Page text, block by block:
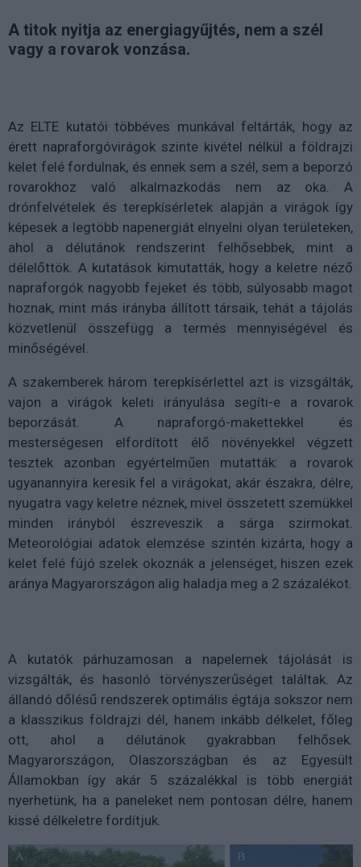
A titok nyitja az energiagyűjtés, nem a szél
vagy a rovarok vonzása.
Az ELTE kutatói többéves munkával feltárták, hogy az
érett napraforgóvirágok szinte kivétel nélkül a földrajzi
kelet felé fordulnak, és ennek sem a szél, sem a beporzó
rovarokhoz való alkalmazkodás nem az oka. A
drónfelvételek és terepkísérletek alapján a virágok így
képesek a legtöbb napenergiát elnyelni olyan területeken,
ahol a délutánok rendszerint felhősebbek, mint a
délelőttök. A kutatások kimutatták, hogy a keletre néző
napraforgók nagyobb fejeket és több, súlyosabb magot
hoznak, mint más irányba állított társaik, tehát a tájolás
közvetlenül összefügg a termés mennyiségével és
minőségével.
A szakemberek három terepkísérlettel azt is vizsgálták,
vajon a virágok keleti irányulása segíti-e a rovarok
beporzását. A napraforgó-makettekkel és
mesterségesen elfordított élő növényekkel végzett
tesztek azonban egyértelműen mutatták: a rovarok
ugyanannyira keresik fel a virágokat, akár északra, délre,
nyugatra vagy keletre néznek, mivel összetett szemükkel
minden irányból észreveszik a sárga szirmokat.
Meteorológiai adatok elemzése szintén kizárta, hogy a
kelet felé fújó szelek okoznák a jelenséget, hiszen ezek
aránya Magyarországon alig haladja meg a 2 százalékot.
A kutatók párhuzamosan a napelemek tájolását is
vizsgálták, és hasonló törvényszerűséget találtak. Az
állandó dőlésű rendszerek optimális égtája sokszor nem
a klasszikus földrajzi dél, hanem inkább délkelet, főleg
ott, ahol a délutánok gyakrabban felhősek.
Magyarországon, Olaszországban és az Egyesült
Államokban így akár 5 százalékkal is több energiát
nyerhetünk, ha a paneleket nem pontosan délre, hanem
kissé délkeletre fordítjuk.